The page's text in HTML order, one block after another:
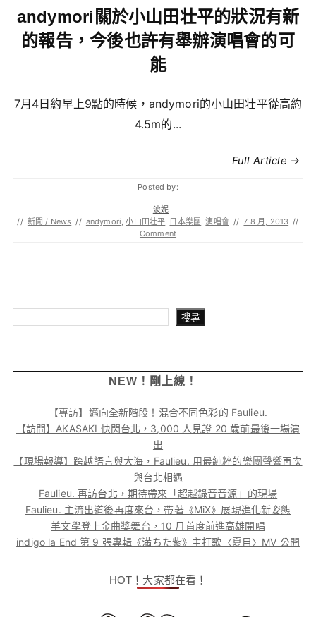
andymori關於小山田壮平的狀況有新
的報告，今後也許有舉辦演唱會的可
能
7月4日約早上9點的時候，andymori的小山田壮平從高約
4.5m的...
Full Article →
Posted by:
波妮
// 新聞 / News // andymori,小山田壮平, 日本樂團 ,演唱會 // 7 8 月, 2013 //
Comment
搜尋
NEW！剛上線！
【專訪】邁向全新階段！混合不同色彩的 Faulieu.
【訪問】AKASAKI 快閃台北，3,000 人見證 20 歲前最後一場演
出
【現場報導】跨越語言與大海，Faulieu. 用最純粹的樂團聲響再次
與台北相遇
Faulieu. 再訪台北，期待帶來「超越錄音音源」的現場
Faulieu. 主流出道後再度來台，帶著《MiX》展現進化新姿態
羊文學登上金曲獎舞台，10 月首度前進高雄開唱
indigo la End 第 9 張專輯《満ちた紫》主打歌〈夏目〉MV 公開
HOT！大家都在看！